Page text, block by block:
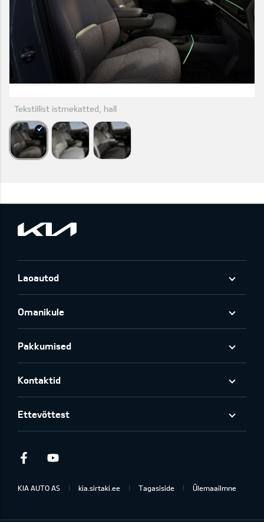
Tekstiilist istmekatted, hall
Laoautod
Omanikule
Pakkumised
Kontaktid
Ettevõttest
Facebook
KIA AUTO AS kia.sirtaki.ee Tagasiside Ülemaailmne